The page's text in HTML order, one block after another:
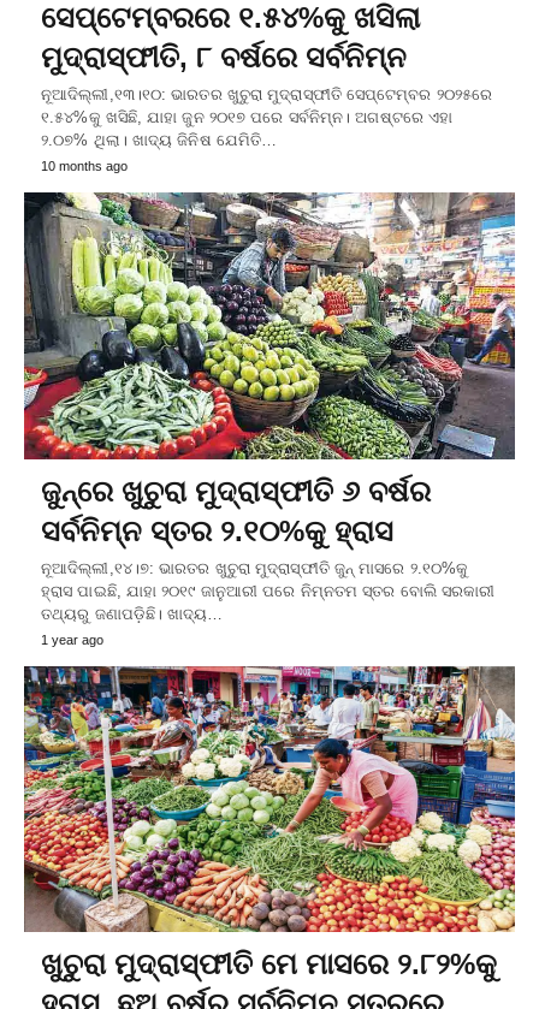
ସେପ୍ଟେମ୍ବରରେ ୧.୫୪%କୁ ଖସିଲା
ମୁଦ୍ରାସ୍ଫୀତି, ୮ ବର୍ଷରେ ସର୍ବନିମ୍ନ
ନୂଆଦିଲ୍ଲୀ,୧୩।୧୦: ଭାରତର ଖୁଚୁରା ମୁଦ୍ରାସ୍ଫୀତି ସେପ୍ଟେମ୍ବର ୨୦୨୫ରେ
୧.୫୪%କୁ ଖସିଛି, ଯାହା ଜୁନ ୨୦୧୭ ପରେ ସର୍ବନିମ୍ନ। ଅଗଷ୍ଟରେ ଏହା
୨.୦୭% ଥିଲା। ଖାଦ୍ୟ ଜିନିଷ ଯେମିତି…
10 months ago
ଜୁନ୍‌ରେ ଖୁଚୁରା ମୁଦ୍ରାସ୍ଫୀତି ୬ ବର୍ଷର
ସର୍ବନିମ୍ନ ସ୍ତର ୨.୧୦%କୁ ହ୍ରାସ
ନୂଆଦିଲ୍ଲୀ,୧୪।୭: ଭାରତର ଖୁଚୁରା ମୁଦ୍ରାସ୍ଫୀତି ଜୁନ୍‌ ମାସରେ ୨.୧୦%କୁ
ହ୍ରାସ ପାଇଛି, ଯାହା ୨୦୧୯ ଜାନୁଆରୀ ପରେ ନିମ୍ନତମ ସ୍ତର ବୋଲି ସରକାରୀ
ତଥ୍ୟରୁ ଜଣାପଡ଼ିଛି। ଖାଦ୍ୟ…
1 year ago
ଖୁଚୁରା ମୁଦ୍ରାସ୍ଫୀତି ମେ ମାସରେ ୨.୮୨%କୁ